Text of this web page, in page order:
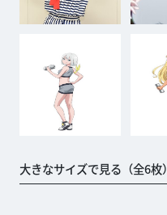
大きなサイズで見る（全6枚）